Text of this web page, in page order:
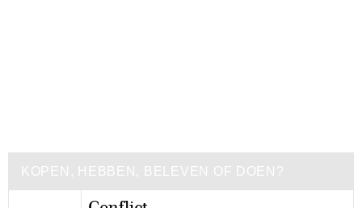
KOPEN, HEBBEN, BELEVEN OF DOEN?